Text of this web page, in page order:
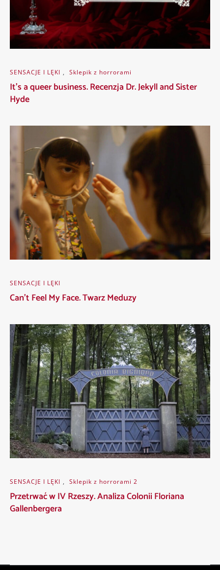
SENSACJE I LĘKI , Sklepik z horrorami
It’s a queer business. Recenzja Dr. Jekyll and Sister
Hyde
SENSACJE I LĘKI
Can’t Feel My Face. Twarz Meduzy
SENSACJE I LĘKI , Sklepik z horrorami 2
Przetrwać w IV Rzeszy. Analiza Colonii Floriana
Gallenbergera